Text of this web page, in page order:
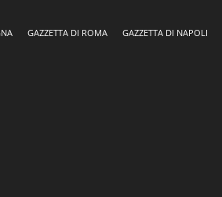
GAZZETTA DI ROMA GAZZETTA DI NAPOLI